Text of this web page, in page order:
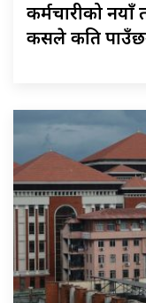
कर्मचारीको
कसले कति